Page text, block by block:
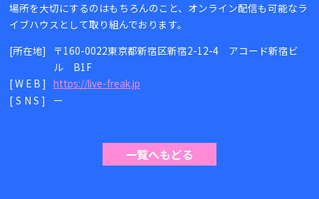
場所を大切にするのはもちろんのこと、オンライン配信も可能なラ
イブハウスとして取り組んでおります。
[所在地]
〒160-0022東京都新宿区新宿2-12-4 アコード新宿ビ
ル B1F
[WEB] https://live-freak.jp
[SNS]
ー
一覧へもどる